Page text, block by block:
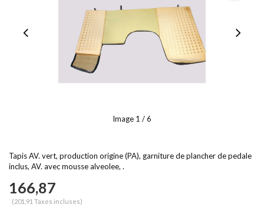
Image 1 / 6
Tapis AV. vert, production origine (PA), garniture de plancher de pedale
inclus, AV. avec mousse alveolee, .
166,87
(201,91 Taxes incluses)